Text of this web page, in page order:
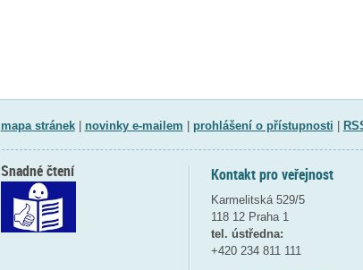
mapa stránek| novinky e-mailem prohlášení o přístupnosti
Kontakt pro veřejnost
Karmelitská 529/5
118 12 Praha 1
tel. ústředna:
+420 234 811 111
Snadné čtení